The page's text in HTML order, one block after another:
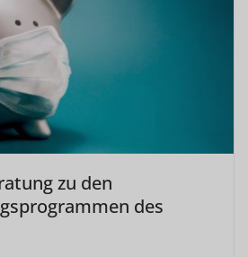
zu den
des